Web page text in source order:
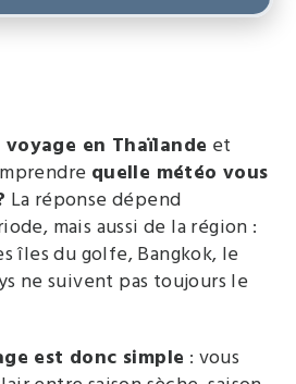
en Thaïlande et
quelle météo vous
La réponse dépend
mais aussi de la région :
îles du golfe, Bangkok, le
ne suivent pas toujours le
est donc simple : vous